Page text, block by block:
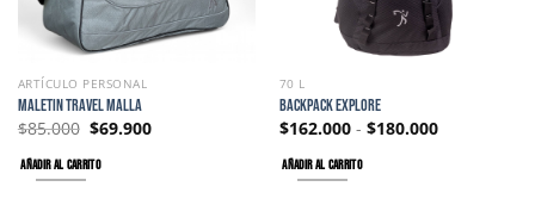
ARTÍCULO PERSONAL
MALETIN TRAVEL MALLA
$85.000 $69.900
AÑADIR AL CARRITO
70 L
BACKPACK EXPLORE
$162.000 - $180.000
AÑADIR AL CARRITO